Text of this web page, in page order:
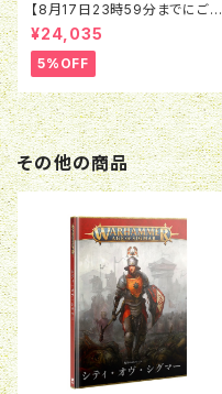
【8月17日23時59分までにご予
約で5％OFF】オールドワール
ド：ウォリアー・オヴ・ケイオス：バ
トルマーチアーミー
¥24,035
5%OFF
その他の商品